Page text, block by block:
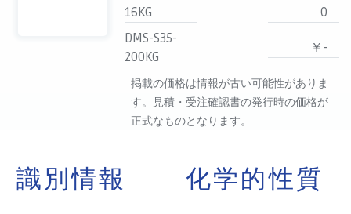
16KG
0
DMS-S35-
200KG
￥-
掲載の価格は情報が古い可能性がありま
す。見積・受注確認書の発行時の価格が
正式なものとなります。
識別情報 化学的性質